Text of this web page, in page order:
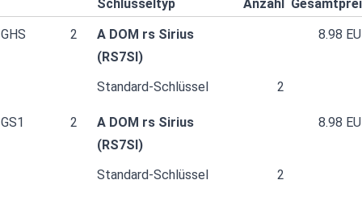
Schlüsseltyp Anzahl
GHS
2
A DOM rs Sirius
(RS7SI)
8.98
Standard-Schlüssel 2
GS1 2
A DOM rs Sirius
(RS7SI)
8.98
Standard-Schlüssel 2